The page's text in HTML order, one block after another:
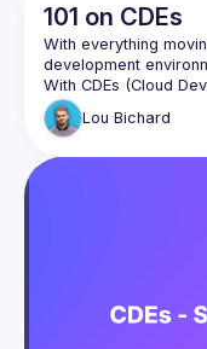
101 on CDEs
With everything
With CDEs (Cloud
power of the cloud:
sensitive code and
Building on Jim’s
on CDEs and how
Gitpod Dedicated
Generative AI in an
Join us also after
Lou Bichard